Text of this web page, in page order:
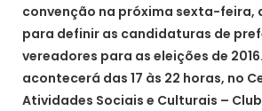
convenção na próxima sexta-feira,
para definir as candidaturas de
vereadores para as eleições de
acontecerá das 17 às 22 horas, no
Atividades Sociais e Culturais –